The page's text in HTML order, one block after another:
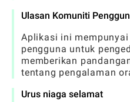
Ulasan Komuniti
Aplikasi ini
pengguna untuk
memberikan
tentang pengalaman
Urus niaga selamat